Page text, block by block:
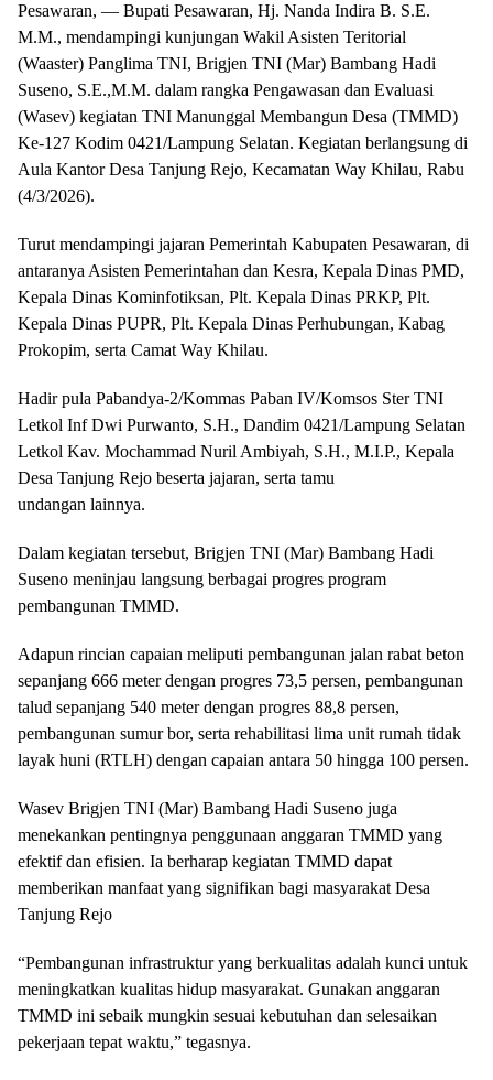
Pesawaran, — Bupati Pesawaran, Hj. Nanda Indira B. S.E.
M.M., mendampingi kunjungan Wakil Asisten Teritorial
(Waaster) Panglima TNI, Brigjen TNI (Mar) Bambang Hadi
Suseno, S.E.,M.M. dalam rangka Pengawasan dan Evaluasi
(Wasev) kegiatan TNI Manunggal Membangun Desa (TMMD)
Ke-127 Kodim 0421/Lampung Selatan. Kegiatan berlangsung di
Aula Kantor Desa Tanjung Rejo, Kecamatan Way Khilau, Rabu
(4/3/2026).
Turut mendampingi jajaran Pemerintah Kabupaten Pesawaran, di
antaranya Asisten Pemerintahan dan Kesra, Kepala Dinas PMD,
Kepala Dinas Kominfotiksan, Plt. Kepala Dinas PRKP, Plt.
Kepala Dinas PUPR, Plt. Kepala Dinas Perhubungan, Kabag
Prokopim, serta Camat Way Khilau.
Hadir pula Pabandya-2/Kommas Paban IV/Komsos Ster TNI
Letkol Inf Dwi Purwanto, S.H., Dandim 0421/Lampung Selatan
Letkol Kav. Mochammad Nuril Ambiyah, S.H., M.I.P., Kepala
Desa Tanjung Rejo beserta jajaran, serta tamu
undangan lainnya.
Dalam kegiatan tersebut, Brigjen TNI (Mar) Bambang Hadi
Suseno meninjau langsung berbagai progres program
pembangunan TMMD.
Adapun rincian capaian meliputi pembangunan jalan rabat beton
sepanjang 666 meter dengan progres 73,5 persen, pembangunan
talud sepanjang 540 meter dengan progres 88,8 persen,
pembangunan sumur bor, serta rehabilitasi lima unit rumah tidak
layak huni (RTLH) dengan capaian antara 50 hingga 100 persen.
Wasev Brigjen TNI (Mar) Bambang Hadi Suseno juga
menekankan pentingnya penggunaan anggaran TMMD yang
efektif dan efisien. Ia berharap kegiatan TMMD dapat
memberikan manfaat yang signifikan bagi masyarakat Desa
Tanjung Rejo
“Pembangunan infrastruktur yang berkualitas adalah kunci untuk
meningkatkan kualitas hidup masyarakat. Gunakan anggaran
TMMD ini sebaik mungkin sesuai kebutuhan dan selesaikan
pekerjaan tepat waktu,” tegasnya.